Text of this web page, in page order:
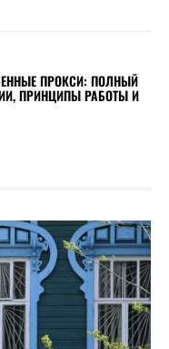
ПРОКСИ: ПОЛНЫЙ
ПРИНЦИПЫ РАБОТЫ И